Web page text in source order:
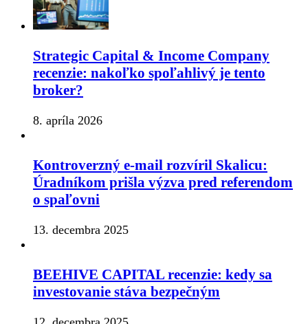
Strategic Capital & Income Company
recenzie: nakoľko spoľahlivý je tento
broker?
8. apríla 2026
Kontroverzný e-mail rozvíril Skalicu:
Úradníkom prišla výzva pred referendom
o spaľovni
13. decembra 2025
BEEHIVE CAPITAL recenzie: kedy sa
investovanie stáva bezpečným